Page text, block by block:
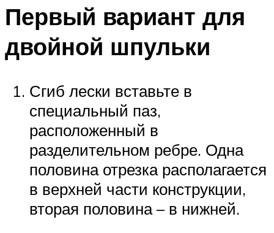
Первый вариант для
двойной шпульки
Сгиб лески вставьте в
специальный паз,
расположенный в
разделительном ребре. Одна
половина отрезка располагается
в верхней части конструкции,
вторая половина – в нижней.